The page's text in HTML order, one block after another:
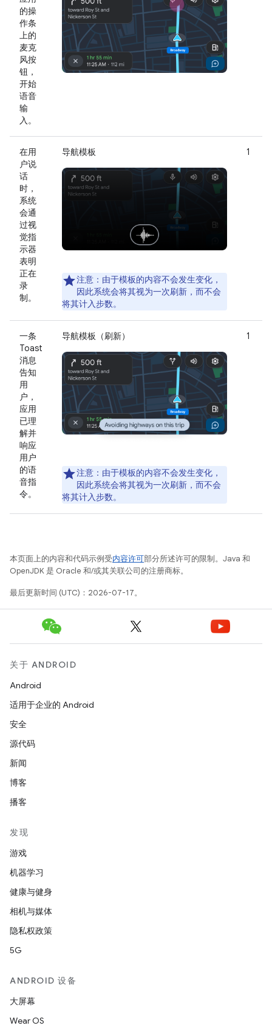
的操
作条
上的
麦克
风按
钮，
开始
语音
输
入。
在用
户说
话
时，
系统
会通
过视
觉指
示器
表明
正在
录
制。
导航模板
注意 ：由于模板的内容不会发生变化，
因此系统会将其视为一次刷新，而不会
将其计入步数。
1
一条
Toast
消息
告知
用
户，
应用
已理
解并
响应
用户
的语
音指
令。
导航模板（刷新）
注意 ：由于模板的内容不会发生变化，
因此系统会将其视为一次刷新，而不会
将其计入步数。
1
本页面上的内容和代码示例受内容许可部分所述许可的限制。Java 和
OpenJDK 是 Oracle 和/或其关联公司的注册商标。
最后更新时间 (UTC)：2026-07-17。
关于 ANDROID
Android
适用于企业的 Android
安全
源代码
新闻
博客
播客
发现
游戏
机器学习
健康与健身
相机与媒体
隐私权政策
5G
ANDROID 设备
大屏幕
Wear OS